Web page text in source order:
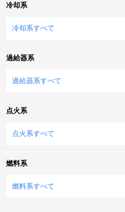
冷却系
冷却系すべて
過給器系
過給器系すべて
点火系
点火系すべて
燃料系
燃料系すべて